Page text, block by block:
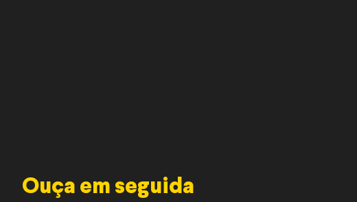
Ouça em seguida